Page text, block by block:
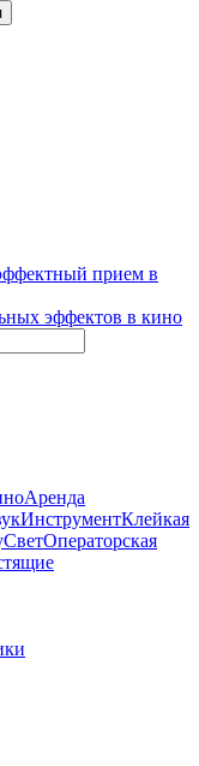
прием в
эффектов в кино
Аренда
ИнструментКлейкая
СветОператорская